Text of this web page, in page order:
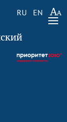
RU EN